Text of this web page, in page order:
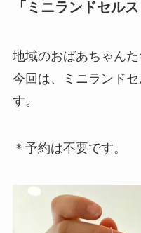
「ミニランドセル
地域のおばあちゃんた
今回は、ミニランド
す。
＊予約は不要です。